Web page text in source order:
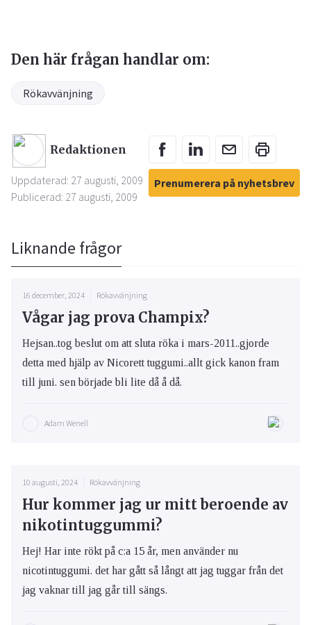
Den här frågan handlar om:
Rökavvänjning
Redaktionen
Uppdaterad: 27 augusti, 2009
Publicerad: 27 augusti, 2009
Prenumerera på nyhetsbrev
Liknande frågor
16 december, 2024 Rökavvänjning
Vågar jag prova Champix?
Hejsan..tog beslut om att sluta röka i mars-2011..gjorde
detta med hjälp av Nicorett tuggumi..allt gick kanon fram
till juni. sen började bli lite då å då.
Adam Wenell
10 augusti, 2024 Rökavvänjning
Hur kommer jag ur mitt beroende av
nikotintuggummi?
Hej! Har inte rökt på c:a 15 år, men använder nu
nicotintuggumi. det har gått så långt att jag tuggar från det
jag vaknar till jag går till sängs.